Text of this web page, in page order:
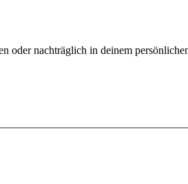
oder nachträglich in deinem